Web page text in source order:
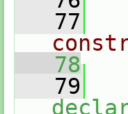
   77
   78
   79